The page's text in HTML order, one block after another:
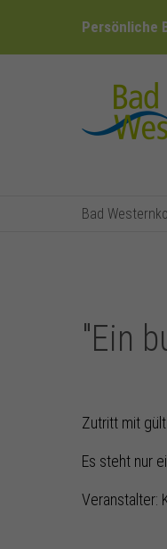
Persönliche
Bad
"Ein
Zutritt mit
Es steht nur
Veranstalter: